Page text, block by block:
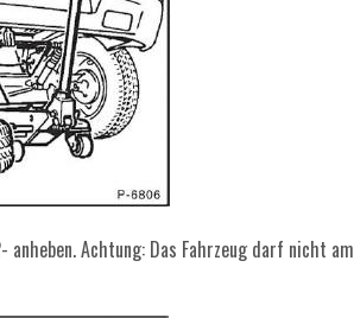
Achtung: Das Fahrzeug darf nicht am